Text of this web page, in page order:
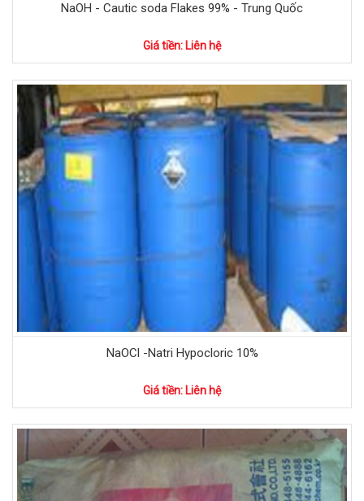
NaOH - Cautic soda Flakes 99% - Trung Quốc
Giá tiền: Liên hệ
NaOCl -Natri Hypocloric 10%
Giá tiền: Liên hệ